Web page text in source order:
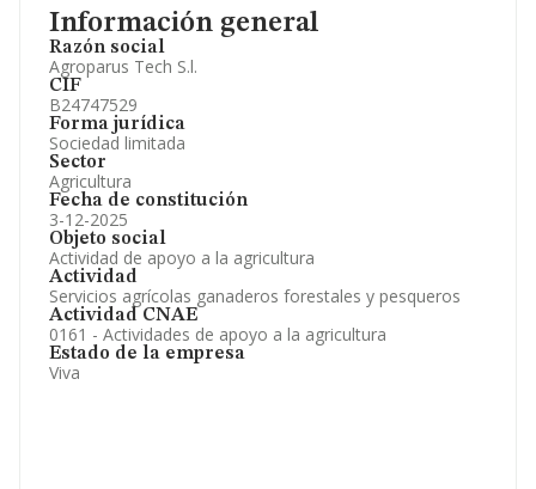
Información general
Razón social
Agroparus Tech S.l.
CIF
B24747529
Forma jurídica
Sociedad limitada
Sector
Agricultura
Fecha de constitución
3-12-2025
Objeto social
Actividad de apoyo a la agricultura
Actividad
Servicios agrícolas ganaderos forestales y pesqueros
Actividad CNAE
0161 - Actividades de apoyo a la agricultura
Estado de la empresa
Viva
Información oficial y registral complementaria.